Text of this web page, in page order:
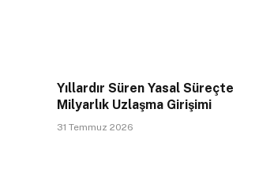
Yıllardır Süren Yasal Süreçte
Milyarlık Uzlaşma Girişimi
31 Temmuz 2026